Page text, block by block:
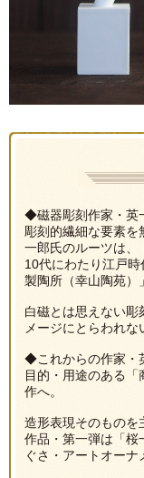
◆磁器彫刻作家・英
彫刻的繊細な要素
一郎氏のルーツは、
10代にわたり江戸
製陶所（幸山陶苑）
白磁とは思えない彫
メージにとらわれな
◆これからの作家・
目的・用途のある「
作へ。
造形表現そのものを
作品・第一弾は「桜
ぐさ・アートオーナ